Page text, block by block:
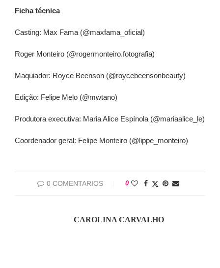
Ficha técnica
Casting: Max Fama (@maxfama_oficial)
Roger Monteiro (@rogermonteiro.fotografia)
Maquiador: Royce Beenson (@roycebeensonbeauty)
Edição: Felipe Melo (@mwtano)
Produtora executiva: Maria Alice Espínola (@mariaalice_le)
Coordenador geral: Felipe Monteiro (@lippe_monteiro)
0 COMENTARIOS 0
CAROLINA CARVALHO